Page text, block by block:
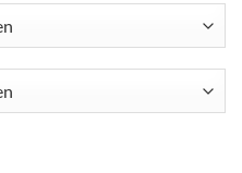
bis
€1,760.00